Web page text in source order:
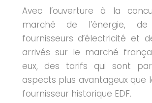
Avec l’ouverture à la
marché de l’énergie, de
fournisseurs d’électricité et
arrivés sur le marché
eux, des tarifs qui sont
aspects plus avantageux que
fournisseur historique EDF.